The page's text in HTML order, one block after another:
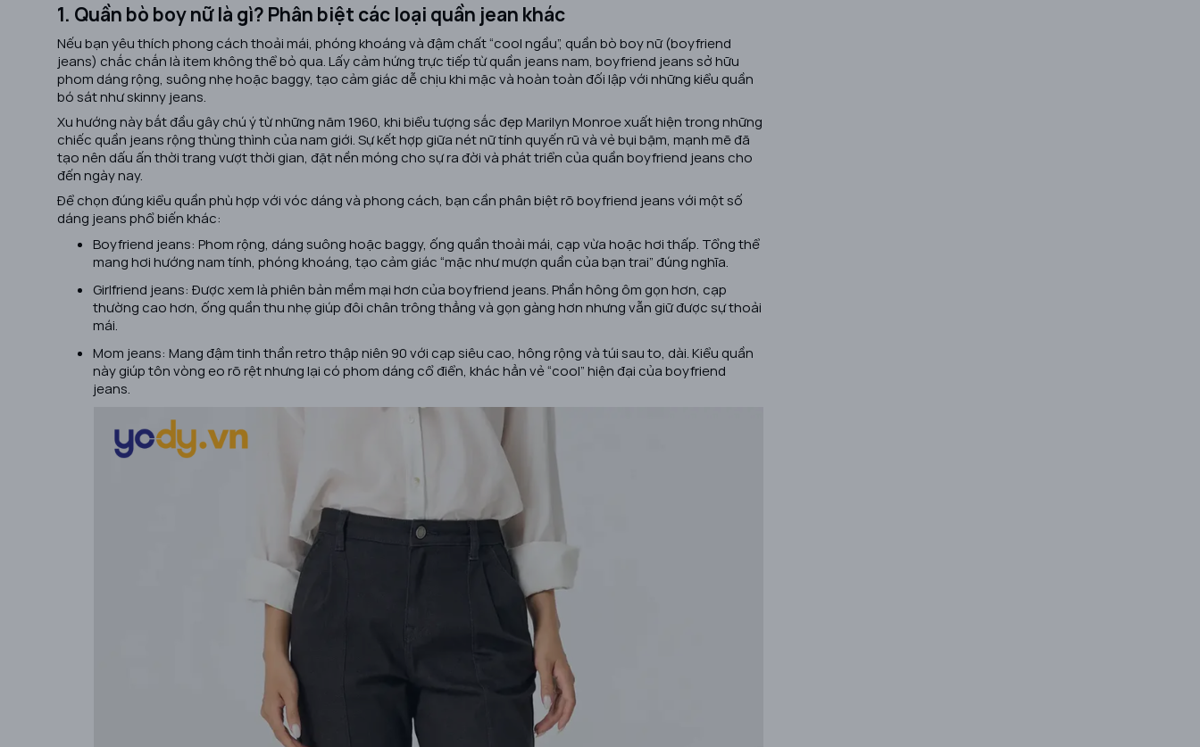
1. Quần bò boy nữ là gì? Phân biệt các loại quần jean khác
Nếu bạn yêu thích phong cách thoải mái, phóng khoáng và đậm chất “cool ngầu”, quần bò boy nữ (boyfriend
jeans) chắc chắn là item không thể bỏ qua. Lấy cảm hứng trực tiếp từ quần jeans nam, boyfriend jeans sở hữu
phom dáng rộng, suông nhẹ hoặc baggy, tạo cảm giác dễ chịu khi mặc và hoàn toàn đối lập với những kiểu quần
bó sát như skinny jeans.
Xu hướng này bắt đầu gây chú ý từ những năm 1960, khi biểu tượng sắc đẹp Marilyn Monroe xuất hiện trong những
chiếc quần jeans rộng thùng thình của nam giới. Sự kết hợp giữa nét nữ tính quyến rũ và vẻ bụi bặm, mạnh mẽ đã
tạo nên dấu ấn thời trang vượt thời gian, đặt nền móng cho sự ra đời và phát triển của quần boyfriend jeans cho
đến ngày nay.
Để chọn đúng kiểu quần phù hợp với vóc dáng và phong cách, bạn cần phân biệt rõ boyfriend jeans với một số
dáng jeans phổ biến khác:
Boyfriend jeans: Phom rộng, dáng suông hoặc baggy, ống quần thoải mái, cạp vừa hoặc hơi thấp. Tổng thể
mang hơi hướng nam tính, phóng khoáng, tạo cảm giác “mặc như mượn quần của bạn trai” đúng nghĩa.
Girlfriend jeans: Được xem là phiên bản mềm mại hơn của boyfriend jeans. Phần hông ôm gọn hơn, cạp
thường cao hơn, ống quần thu nhẹ giúp đôi chân trông thẳng và gọn gàng hơn nhưng vẫn giữ được sự thoải
mái.
Mom jeans: Mang đậm tinh thần retro thập niên 90 với cạp siêu cao, hông rộng và túi sau to, dài. Kiểu quần
này giúp tôn vòng eo rõ rệt nhưng lại có phom dáng cổ điển, khác hẳn vẻ “cool” hiện đại của boyfriend
jeans.